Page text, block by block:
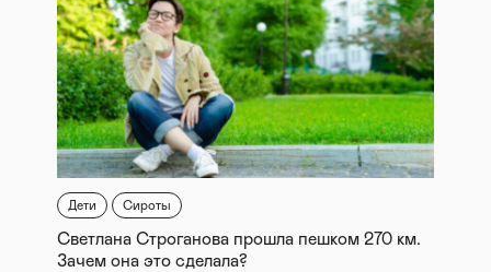
Дети Сироты
Светлана Строганова прошла пешком 270 км.
Зачем она это сделала?